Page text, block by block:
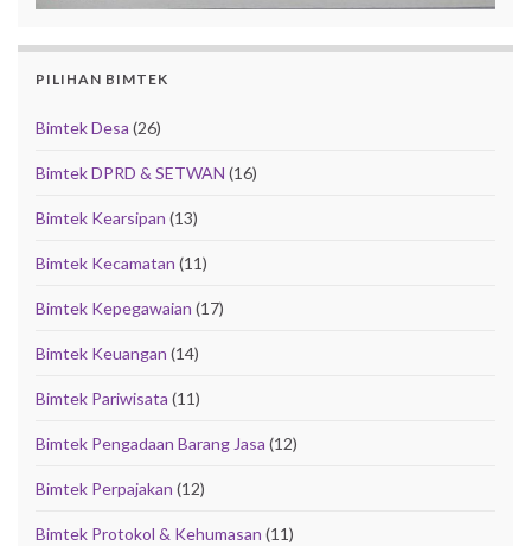
PILIHAN BIMTEK
Bimtek Desa (26)
Bimtek DPRD & SETWAN (16)
Bimtek Kearsipan (13)
Bimtek Kecamatan (11)
Bimtek Kepegawaian (17)
Bimtek Keuangan (14)
Bimtek Pariwisata (11)
Bimtek Pengadaan Barang Jasa (12)
Bimtek Perpajakan (12)
Bimtek Protokol & Kehumasan (11)